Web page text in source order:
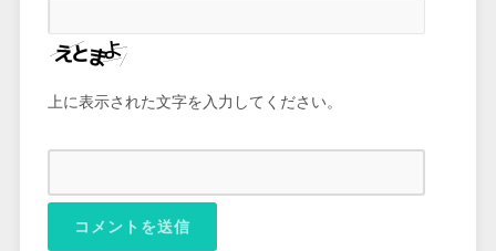
上に表示された文字を入力してください。